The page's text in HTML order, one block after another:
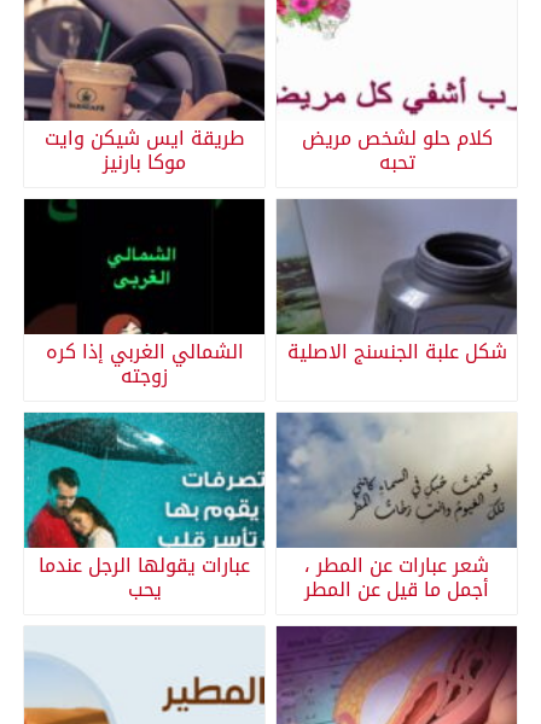
كلام حلو لشخص مريض
تحبه
طريقة ايس شيكن وايت
موكا بارنيز
شكل علبة الجنسنج الاصلية الشمالي الغربي إذا كره
زوجته
شعر عبارات عن المطر ،
أجمل ما قيل عن المطر
عبارات يقولها الرجل عندما
يحب